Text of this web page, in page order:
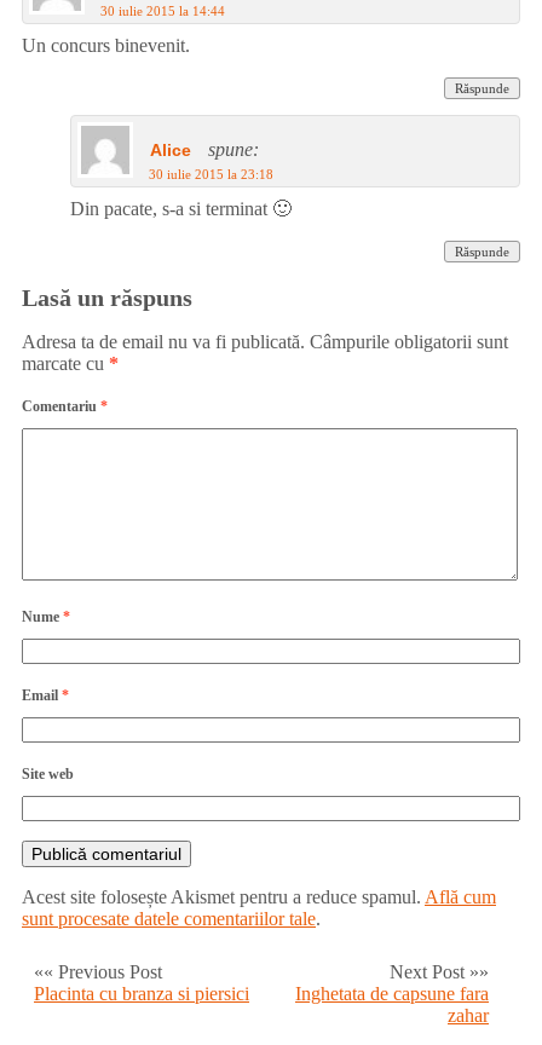
30 iulie 2015 la 14:44
Un concurs binevenit.
Răspunde
Alice spune:
30 iulie 2015 la 23:18
Din pacate, s-a si terminat 🙂
Răspunde
Lasă un răspuns
Adresa ta de email nu va fi publicată. Câmpurile obligatorii sunt
marcate cu *
Comentariu *
Nume *
Email *
Site web
Acest site folosește Akismet pentru a reduce spamul. Află cum
sunt procesate datele comentariilor tale.
«« Previous Post
Placinta cu branza si piersici
Next Post »»
Inghetata de capsune fara
zahar